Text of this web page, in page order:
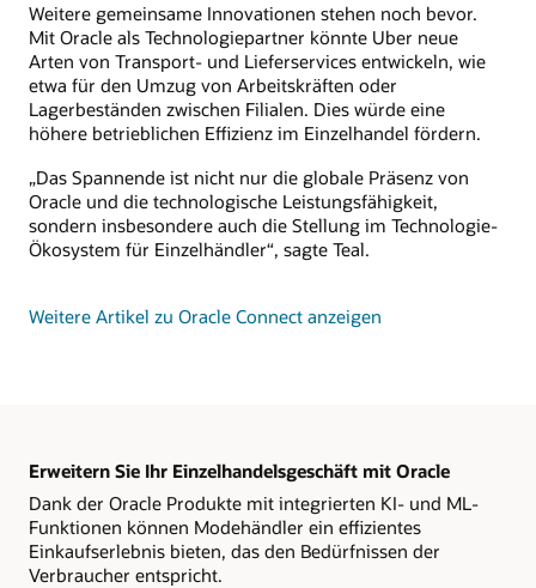
Weitere gemeinsame Innovationen stehen noch bevor.
Mit Oracle als Technologiepartner könnte Uber neue
Arten von Transport- und Lieferservices entwickeln, wie
etwa für den Umzug von Arbeitskräften oder
Lagerbeständen zwischen Filialen. Dies würde eine
höhere betrieblichen Effizienz im Einzelhandel fördern.
„Das Spannende ist nicht nur die globale Präsenz von
Oracle und die technologische Leistungsfähigkeit,
sondern insbesondere auch die Stellung im Technologie-
Ökosystem für Einzelhändler“, sagte Teal.
Weitere Artikel zu Oracle Connect anzeigen
Erweitern Sie Ihr Einzelhandelsgeschäft mit Oracle
Dank der Oracle Produkte mit integrierten KI- und ML-
Funktionen können Modehändler ein effizientes
Einkaufserlebnis bieten, das den Bedürfnissen der
Verbraucher entspricht.